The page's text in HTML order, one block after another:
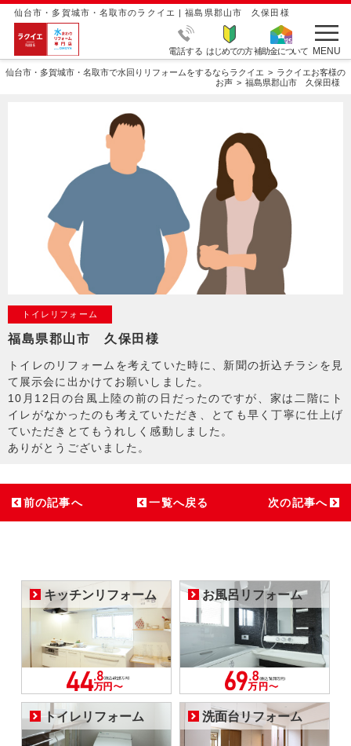
仙台市・多賀城市・名取市のラクイエ | 福島県郡山市 久保田様
電話する はじめての方補助金について MENU
仙台市・多賀城市・名取市で水回りリフォームをするならラクイエ
ラクイエお客様の
お声
福島県郡山市 久保田様
トイレリフォーム
福島県郡山市 久保田様
トイレのリフォームを考えていた時に、新聞の折込チラシを見
て展示会に出かけてお願いしました。
10月12日の台風上陸の前の日だったのですが、家は二階にト
イレがなかったのも考えていただき、とても早く丁寧に仕上げ
ていただきとてもうれしく感動しました。
ありがとうございました。
前の記事へ 一覧へ戻る 次の記事へ
キッチンリフォーム お風呂リフォーム
トイレリフォーム 洗面台リフォーム